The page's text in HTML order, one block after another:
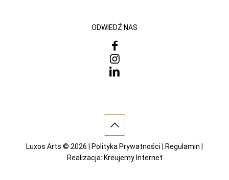
ODWIEDŹ NAS
Luxos Arts © 2026 | Polityka Prywatności Regulamin
Realizacja: Kreujemy Internet